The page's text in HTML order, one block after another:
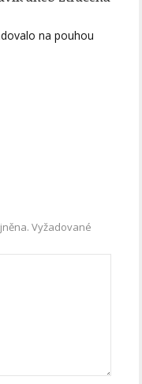
na pouhou
Vyžadované